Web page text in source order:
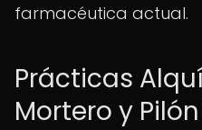
farmacéutica actual.
Prácticas
Mortero y Pilón